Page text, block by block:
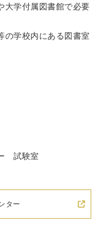
学付属図書館で必要
学校内にある図書室
試験室
ター